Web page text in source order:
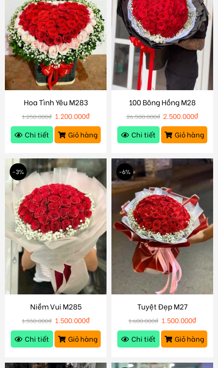
Hoa Tình Yêu M283
1.250.000₫ 1.200.000₫
Chi tiết
Giỏ hàng
100 Bông Hồng M28
26.500.000₫ 2.500.000₫
Chi tiết
Giỏ hàng
-3%
Niềm Vui M285
1.550.000₫ 1.500.000₫
Chi tiết
Giỏ hàng
-6%
Tuyệt Đẹp M27
1.600.000₫ 1.500.000₫
Chi tiết
Giỏ hàng